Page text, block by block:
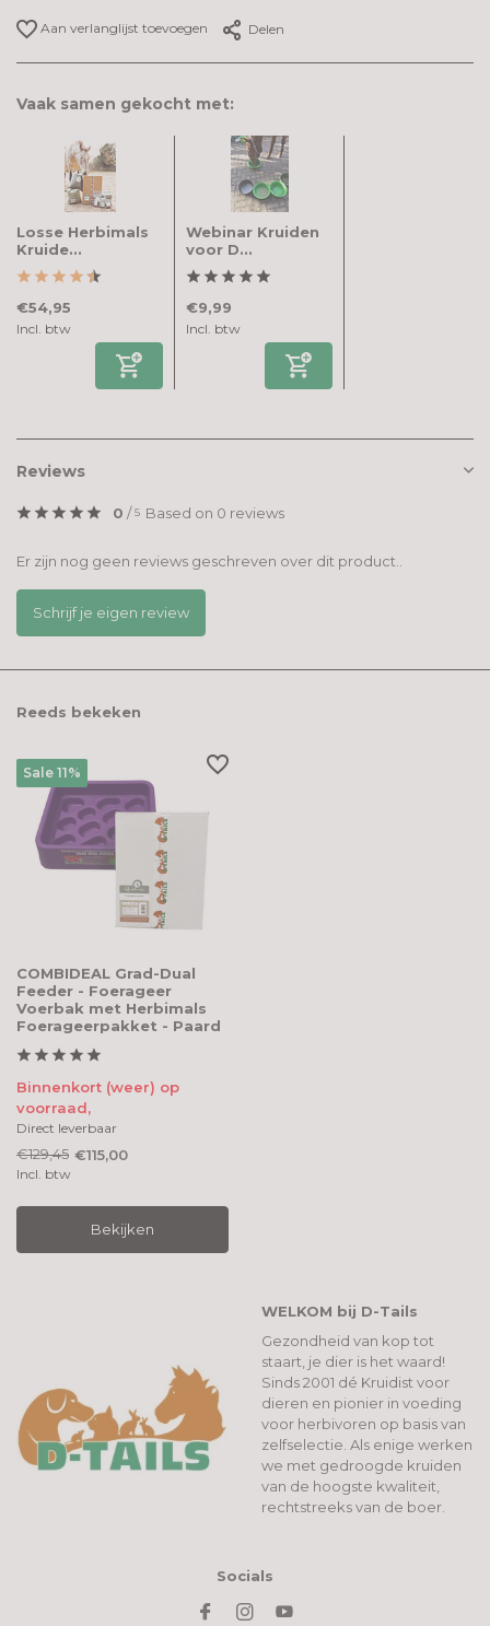
Aan verlanglijst toevoegen Delen
Vaak samen gekocht met:
Losse Herbimals
Kruide...
€54,95
Incl. btw
Webinar Kruiden
voor D...
€9,99
Incl. btw
Reviews
0 /5 Based on 0 reviews
Er zijn nog geen reviews geschreven over dit product..
Schrijf je eigen review
Reeds bekeken
Sale 11%
COMBIDEAL Grad-Dual
Feeder - Foerageer
Voerbak met Herbimals
Foerageerpakket - Paard
Binnenkort (weer) op
voorraad,
Direct leverbaar
€129,45 €115,00
Incl. btw
Bekijken
WELKOM bij D-Tails
Gezondheid van kop tot
staart, je dier is het waard!
Sinds 2001 dé Kruidist voor
dieren en pionier in voeding
voor herbivoren op basis van
zelfselectie. Als enige werken
we met gedroogde kruiden
van de hoogste kwaliteit,
rechtstreeks van de boer.
Socials